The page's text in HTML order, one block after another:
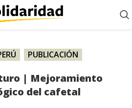
PUBLICACIÓN
| Mejoramiento
del cafetal